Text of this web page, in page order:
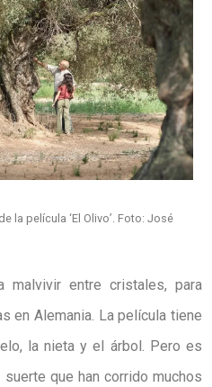
la película ‘El Olivo’. Foto: José
malvivir entre cristales, para
en Alemania. La película tiene
la nieta y el árbol. Pero es
que han corrido muchos